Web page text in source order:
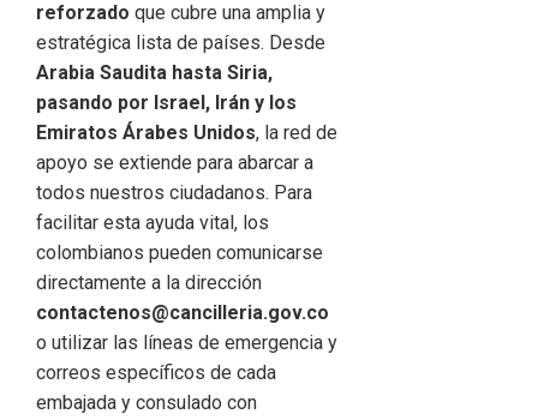
reforzado que cubre una amplia y
estratégica lista de países. Desde
Arabia Saudita hasta Siria,
pasando por Israel, Irán y los
Emiratos Árabes Unidos, la red de
apoyo se extiende para abarcar a
todos nuestros ciudadanos. Para
facilitar esta ayuda vital, los
colombianos pueden comunicarse
directamente a la dirección
contactenos@cancilleria.gov.co
o utilizar las líneas de emergencia y
correos específicos de cada
embajada y consulado con